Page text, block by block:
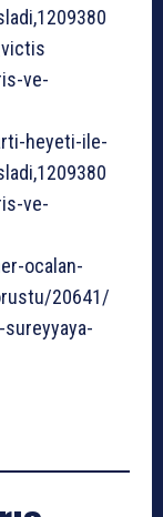
ve-
heyeti-ile-
ve-
ocalan-
20641/